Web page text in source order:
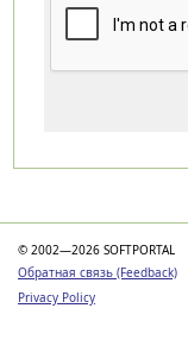
© 2002—2026 SOFTPORTAL
Обратная связь (Feedback)
Privacy Policy